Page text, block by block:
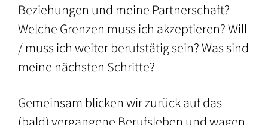
und
pädagogische
Berufe
–
und
Verbände
in
der
Umgebung
Beziehungen und meine Partnerschaft?
Welche Grenzen muss ich akzeptieren? Will
/ muss ich weiter berufstätig sein? Was sind
meine nächsten Schritte?
Gemeinsam blicken wir zurück auf das
(bald) vergangene Berufsleben und wagen